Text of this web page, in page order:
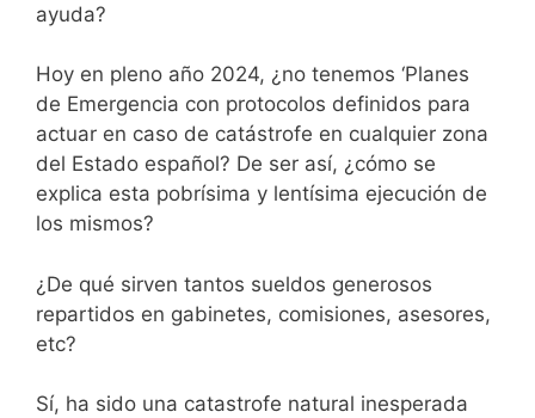
ayuda?
Hoy en pleno año 2024, ¿no tenemos ‘Planes
de Emergencia con protocolos definidos para
actuar en caso de catástrofe en cualquier zona
del Estado español? De ser así, ¿cómo se
explica esta pobrísima y lentísima ejecución de
los mismos?
¿De qué sirven tantos sueldos generosos
repartidos en gabinetes, comisiones, asesores,
etc?
Sí, ha sido una catastrofe natural inesperada